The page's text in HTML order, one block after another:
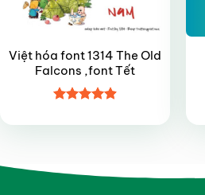
Việt hóa font 1314 The Old
Falcons ,font Tết
hạng4.95